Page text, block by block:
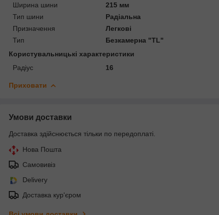
Ширина шини
215 мм
Тип шини
Радіальна
Призначення
Легкові
Тип
Безкамерна "TL"
Користувальницькі характеристики
Радіус
16
Приховати
Умови доставки
Доставка здійснюється тільки по передоплаті.
Нова Пошта
Самовивіз
Delivery
Доставка кур'єром